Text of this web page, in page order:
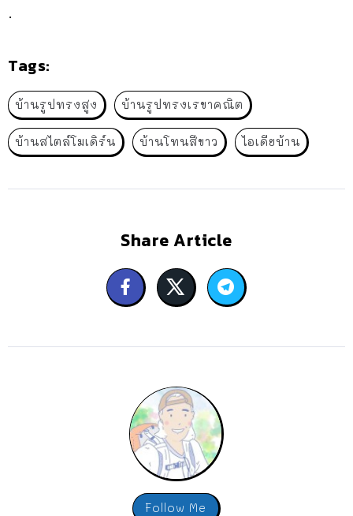
.
Tags:
บ้านรูปทรงสูง บ้านรูปทรงเรขาคณิต
บ้านสไตล์โมเดิร์น บ้านโทนสีขาว ไอเดียบ้าน
Share Article
Follow Me